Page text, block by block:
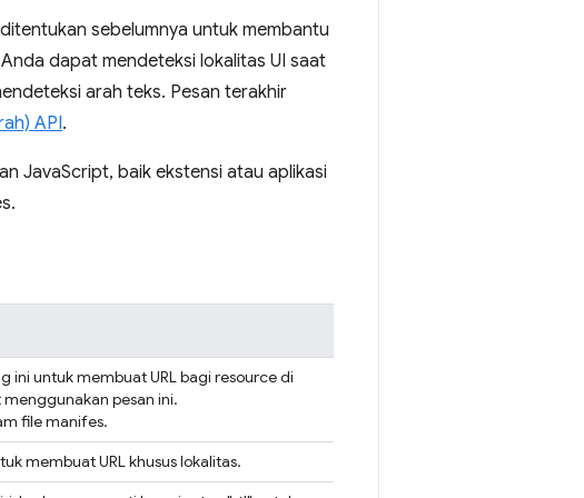
sebelumnya untuk membantu
dapat mendeteksi lokalitas UI saat
arah teks. Pesan terakhir
API.
JavaScript, baik ekstensi atau aplikasi
ini untuk membuat URL bagi resource di
pesan ini.
file manifes.
membuat URL khusus lokalitas.